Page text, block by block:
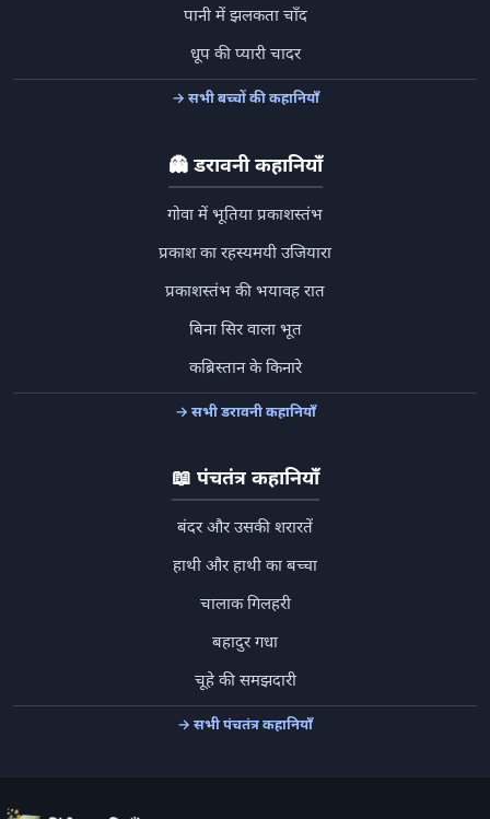
पानी में झलकता चाँद
धूप की प्यारी चादर
→ सभी बच्चों की कहानियाँ
👻डरावनी कहानियाँ
गोवा में भूतिया प्रकाशस्तंभ
प्रकाश का रहस्यमयी उजियारा
प्रकाशस्तंभ की भयावह रात
बिना सिर वाला भूत
कब्रिस्तान के किनारे
→ सभी डरावनी कहानियाँ
📖 पंचतंत्र कहानियाँ
बंदर और उसकी शरारतें
हाथी और हाथी का बच्चा
चालाक गिलहरी
बहादुर गधा
चूहे की समझदारी
→ सभी पंचतंत्र कहानियाँ